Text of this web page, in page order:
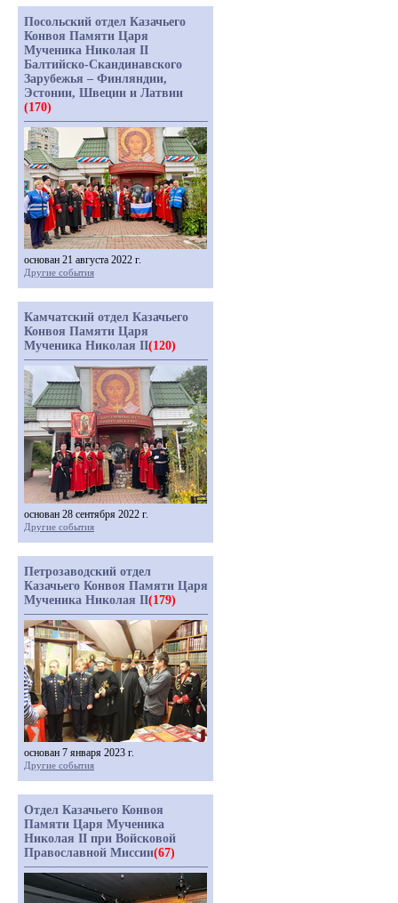
Посольский отдел Казачьего
Конвоя Памяти Царя
Мученика Николая II
Балтийско-Скандинавского
Зарубежья – Финляндии,
Эстонии, Швеции и Латвии
(170)
основан 21 августа 2022 г.
Другие события
Камчатский отдел Казачьего
Конвоя Памяти Царя
Мученика Николая II(120)
основан 28 сентября 2022 г.
Другие события
Петрозаводский отдел
Казачьего Конвоя Памяти Царя
Мученика Николая II(179)
основан 7 января 2023 г.
Другие события
Отдел Казачьего Конвоя
Памяти Царя Мученика
Николая II при Войсковой
Православной Миссии(67)